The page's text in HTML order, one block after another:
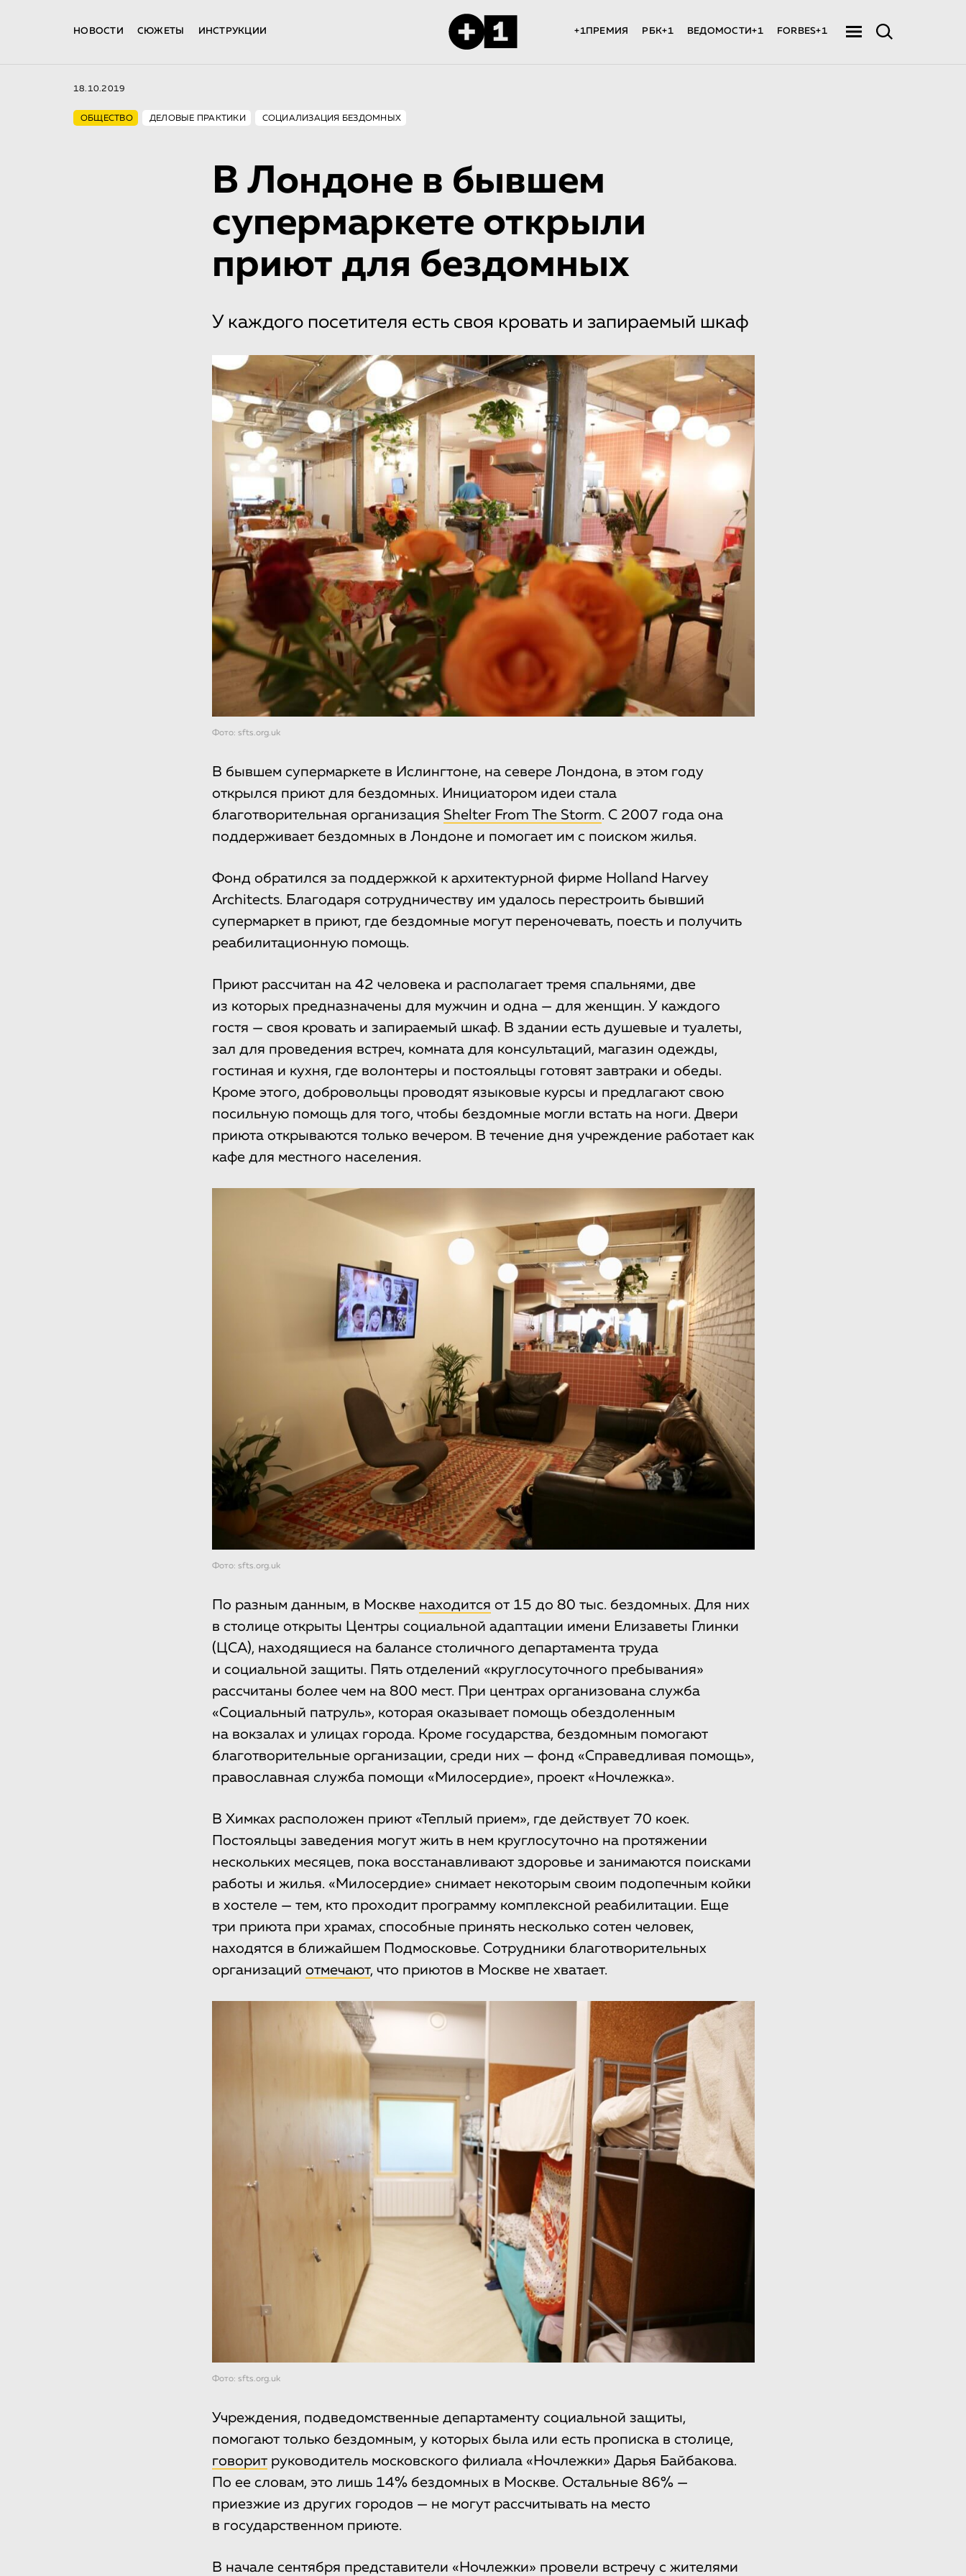
НОВОСТИ СЮЖЕТЫ ИНСТРУКЦИИ +1ПРЕМИЯ РБК+1 ВЕДОМОСТИ+1 FORBES+1
18.10.2019
ОБЩЕСТВО ДЕЛОВЫЕ ПРАКТИКИ СОЦИАЛИЗАЦИЯ БЕЗДОМНЫХ
В Лондоне в бывшем
супермаркете открыли
приют для бездомных
У каждого посетителя есть своя кровать и запираемый шкаф
Фото: sfts.org.uk
В бывшем супермаркете в Ислингтоне, на севере Лондона, в этом году
открылся приют для бездомных. Инициатором идеи стала
благотворительная организация Shelter From The Storm. С 2007 года она
поддерживает бездомных в Лондоне и помогает им с поиском жилья.
Фонд обратился за поддержкой к архитектурной фирме Holland Harvey
Architects. Благодаря сотрудничеству им удалось перестроить бывший
супермаркет в приют, где бездомные могут переночевать, поесть и получить
реабилитационную помощь.
Приют рассчитан на 42 человека и располагает тремя спальнями, две
из которых предназначены для мужчин и одна — для женщин. У каждого
гостя — своя кровать и запираемый шкаф. В здании есть душевые и туалеты,
зал для проведения встреч, комната для консультаций, магазин одежды,
гостиная и кухня, где волонтеры и постояльцы готовят завтраки и обеды.
Кроме этого, добровольцы проводят языковые курсы и предлагают свою
посильную помощь для того, чтобы бездомные могли встать на ноги. Двери
приюта открываются только вечером. В течение дня учреждение работает как
кафе для местного населения.
Фото: sfts.org.uk
По разным данным, в Москве находится от 15 до 80 тыс. бездомных. Для них
в столице открыты Центры социальной адаптации имени Елизаветы Глинки
(ЦСА), находящиеся на балансе столичного департамента труда
и социальной защиты. Пять отделений «круглосуточного пребывания»
рассчитаны более чем на 800 мест. При центрах организована служба
«Социальный патруль», которая оказывает помощь обездоленным
на вокзалах и улицах города. Кроме государства, бездомным помогают
благотворительные организации, среди них — фонд «Справедливая помощь»,
православная служба помощи «Милосердие», проект «Ночлежка».
В Химках расположен приют «Теплый прием», где действует 70 коек.
Постояльцы заведения могут жить в нем круглосуточно на протяжении
нескольких месяцев, пока восстанавливают здоровье и занимаются поисками
работы и жилья. «Милосердие» снимает некоторым своим подопечным койки
в хостеле — тем, кто проходит программу комплексной реабилитации. Еще
три приюта при храмах, способные принять несколько сотен человек,
находятся в ближайшем Подмосковье. Сотрудники благотворительных
организаций отмечают, что приютов в Москве не хватает.
Фото: sfts.org.uk
Учреждения, подведомственные департаменту социальной защиты,
помогают только бездомным, у которых была или есть прописка в столице,
говоритруководитель московского филиала «Ночлежки» Дарья Байбакова.
По ее словам, это лишь 14% бездомных в Москве. Остальные 86% —
приезжие из других городов — не могут рассчитывать на место
в государственном приюте.
В начале сентября представители «Ночлежки» провели встречу с жителями